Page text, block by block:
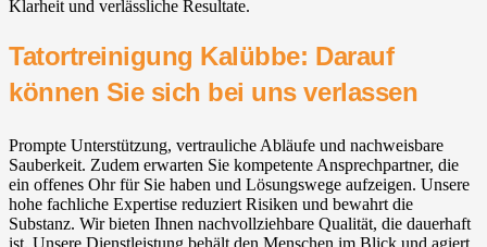
Klarheit und verlässliche Resultate.
Tatortreinigung Kalübbe: Darauf
können Sie sich bei uns verlassen
Prompte Unterstützung, vertrauliche Abläufe und nachweisbare
Sauberkeit. Zudem erwarten Sie kompetente Ansprechpartner, die
ein offenes Ohr für Sie haben und Lösungswege aufzeigen. Unsere
hohe fachliche Expertise reduziert Risiken und bewahrt die
Substanz. Wir bieten Ihnen nachvollziehbare Qualität, die dauerhaft
ist. Unsere Dienstleistung behält den Menschen im Blick und agiert